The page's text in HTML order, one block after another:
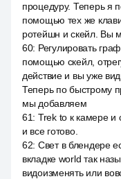
процедуру. Теперь я
помощью тех же
ротейшн и скейл. Вы
60: Регулировать
помощью скейл,
действие и вы уже
Теперь по быстрому
мы добавляем
61: Trek to к камере
и все готово.
62: Свет в блендере
вкладке world так
видоизменять или